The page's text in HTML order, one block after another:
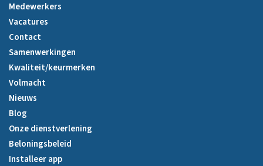
Medewerkers
Vacatures
Contact
Samenwerkingen
Kwaliteit/keurmerken
Volmacht
Nieuws
Blog
Onze dienstverlening
Beloningsbeleid
Installeer app